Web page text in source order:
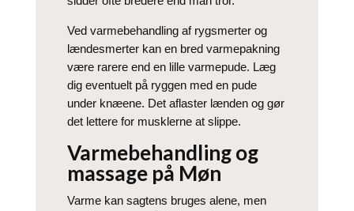
Ved varmebehandling af rygsmerter og
lændesmerter kan en bred varmepakning
være rarere end en lille varmepude. Læg
dig eventuelt på ryggen med en pude
under knæene. Det aflaster lænden og gør
det lettere for musklerne at slippe.
Varmebehandling og
massage på Møn
Varme kan sagtens bruges alene, men